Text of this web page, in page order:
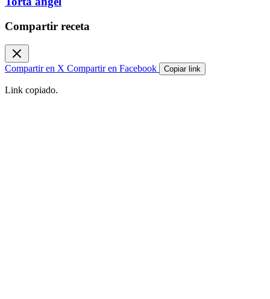
Compartir receta
Compartir en X Compartir en Facebook Copiar link
Link copiado.